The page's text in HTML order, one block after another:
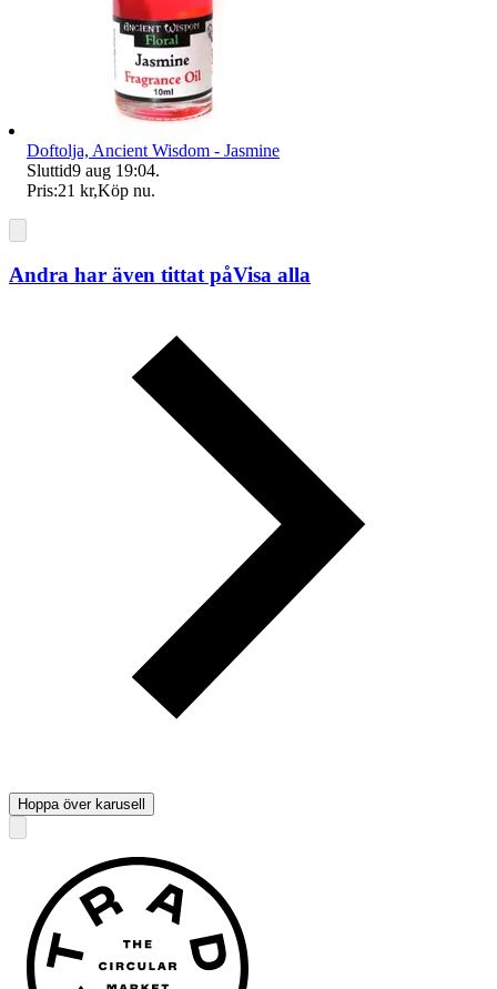
Doftolja, Ancient Wisdom - Jasmine
Sluttid9 aug 19:04.
Pris:21 kr,Köp nu.
Andra har även tittat påVisa alla
Hoppa över karusell